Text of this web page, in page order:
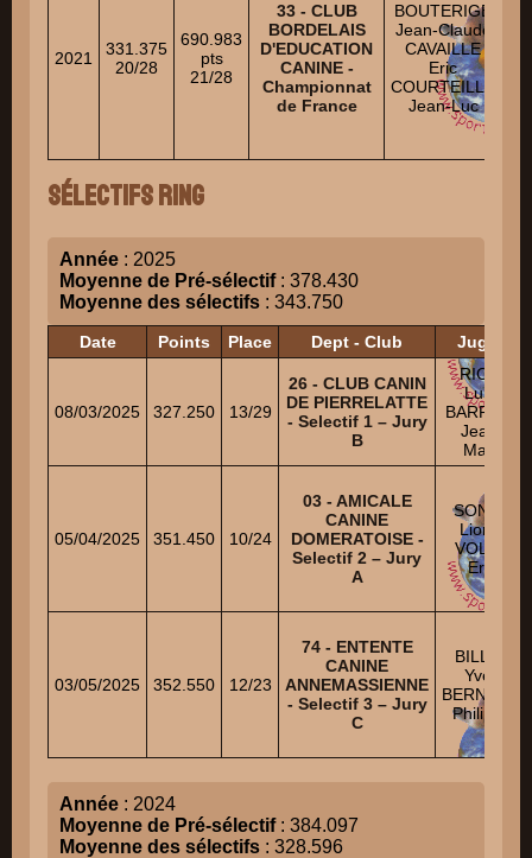
2021
331.375
20/28
690.983
pts
21/28
33 - CLUB
BORDELAIS
D'EDUCATION
CANINE -
Championnat
de France
BOUTERIGE
Jean-Claude
CAVAILLE
Eric
COURTEILLE
Jean-Luc
Sélectifs Ring
Année : 2025
Moyenne de Pré-sélectif: 378.430
Moyenne des sélectifs : 343.750
Date Points Place Dept - Club Juges
08/03/2025 327.250 13/29
26 - CLUB CANIN
DE PIERRELATTE
- Selectif 1 – Jury
B
RICCI
Luigi
BARRIOL
Jean-
Marc
05/04/2025 351.450 10/24
03 - AMICALE
CANINE
DOMERATOISE -
Selectif 2 – Jury
A
SONET
Lionel
VOLLE
Eric
03/05/2025 352.550 12/23
74 - ENTENTE
CANINE
ANNEMASSIENNE
- Selectif 3 – Jury
C
BILLAT
Yves
BERNARD
Philippe
Année : 2024
Moyenne de Pré-sélectif: 384.097
Moyenne des sélectifs : 328.596